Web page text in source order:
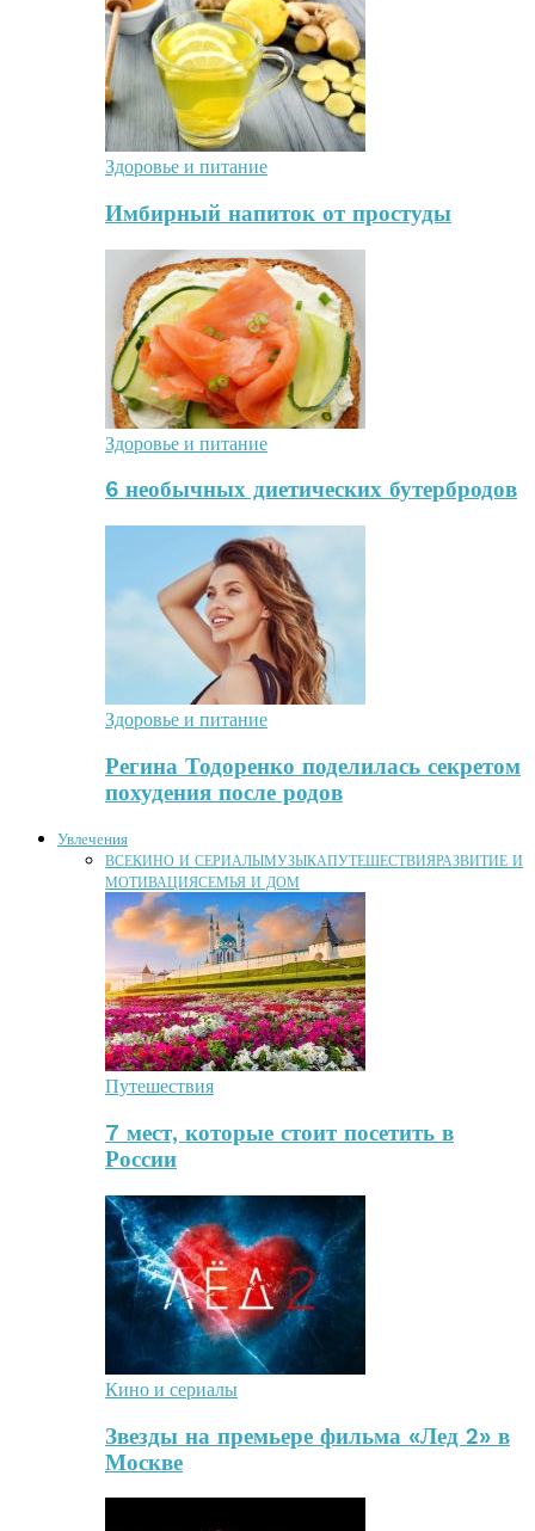
Здоровье и питание
Имбирный напиток от простуды
Здоровье и питание
6 необычных диетических бутербродов
Здоровье и питание
Регина Тодоренко поделилась секретом
похудения после родов
Увлечения
ВСЕКИНО И СЕРИАЛЫМУЗЫКАПУТЕШЕСТВИЯРАЗВИТИЕ И
МОТИВАЦИЯСЕМЬЯ И ДОМ
Путешествия
7 мест, которые стоит посетить в
России
Кино и сериалы
Звезды на премьере фильма «Лед 2» в
Москве